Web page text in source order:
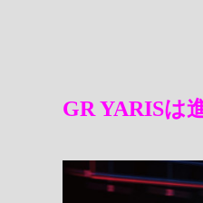
GR YARISは